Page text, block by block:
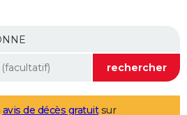
avis de décès gratuitsur